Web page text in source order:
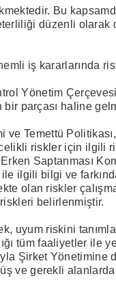
Bu
düzenli
iş kararlarında
Yönetim
parçası haline
Temettü
riskler için ilgili
Saptanması
ilgili bilgi ve
olan riskler
belirlenmiştir.
uyum riskini
tüm faaliyetler ile
Şirket Yönetimine
ve gerekli